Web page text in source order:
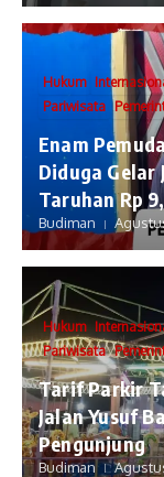
Hukum
Pariwisata
Enam
Diduga Gelar
Taruhan Rp
Budiman
Hukum
Pariwisata
Tarif Parkir
Jalan Yusuf
Pengunjung
Budiman